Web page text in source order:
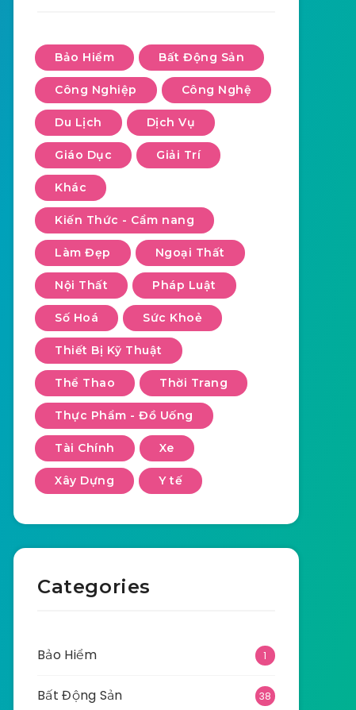
Bảo Hiểm Bất Động Sản
Công Nghiệp Công Nghệ
Du Lịch Dịch Vụ
Giáo Dục Giải Trí
Khác
Kiến Thức - Cẩm nang
Làm Đẹp Ngoại Thất
Nội Thất Pháp Luật
Số Hoá Sức Khoẻ
Thiết Bị Kỹ Thuật
Thể Thao Thời Trang
Thực Phẩm - Đồ Uống
Tài Chính Xe
Xây Dựng Y tế
Categories
Bảo Hiểm 1
Bất Động Sản 38